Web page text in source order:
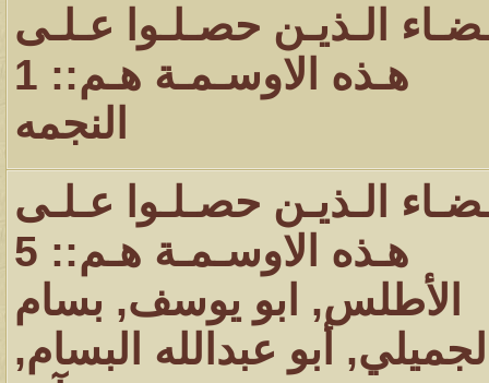
الـذيـن حصـلـوا عـلـى
هـذه الاوسـمـة هـم:: 1
النجمه
الـذيـن حصـلـوا عـلـى
هـذه الاوسـمـة هـم:: 5
الأطلس, ابو يوسف, بسام
, أبو عبدالله البسام,